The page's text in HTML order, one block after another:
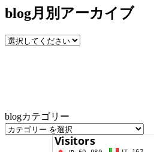
blog月別アーカイブ
blogカテゴリー